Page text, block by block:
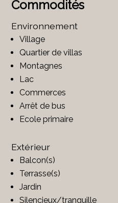
Commodités
Environnement
Village
Quartier de villas
Montagnes
Lac
Commerces
Arrêt de bus
Ecole primaire
Extérieur
Balcon(s)
Terrasse(s)
Jardin
Silencieux/tranquille